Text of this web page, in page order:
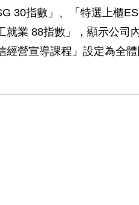
30指數」、「特選上櫃
就業 88指數」，顯示公司
經營宣導課程」設定為全